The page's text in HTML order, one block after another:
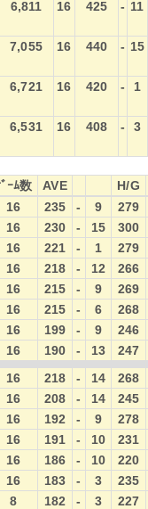
6,811 16 425 - 11
7,055 16 440 - 15
6,721 16 420 - 1
6,531 16 408 - 3
ｰﾑ数 AVE H/G
ｹﾞｰﾑ数 AVE H/G
16 235 - 9 279
16 230 - 15 300
16 221 - 1 279
16 218 - 12 266
16 215 - 9 269
16 215 - 6 268
16 199 - 9 246
16 190 - 13 247
16 218 - 14 268
16 208 - 14 245
16 192 - 9 278
16 191 - 10 231
16 186 - 10 220
16 183 - 3 235
8 182 - 3 227